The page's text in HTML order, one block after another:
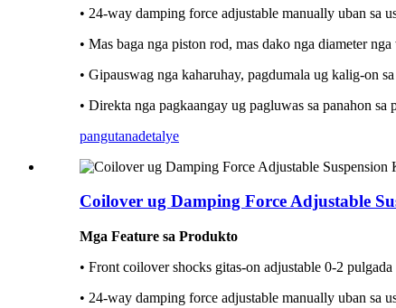
• 24-way damping force adjustable manually uban sa
• Mas baga nga piston rod, mas dako nga diameter
• Gipauswag nga kaharuhay, pagdumala ug kalig-on
• Direkta nga pagkaangay ug pagluwas sa panahon sa
pangutanadetalye
Coilover ug Damping Force Adjustable
Mga Feature sa Produkto
• Front coilover shocks gitas-on adjustable 0-2 pulgada
• 24-way damping force adjustable manually uban sa